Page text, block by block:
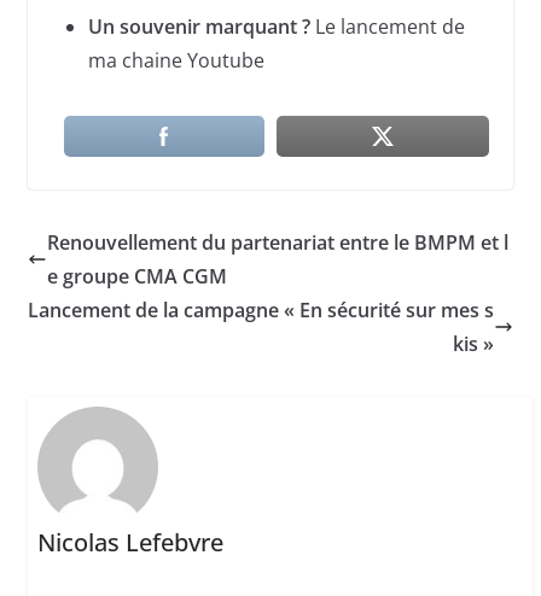
Un souvenir marquant ?Le lancement de
ma chaine Youtube
Renouvellement du partenariat entre le BMPM et l
e groupe CMA CGM
Lancement de la campagne « En sécurité sur mes s
kis »
Nicolas Lefebvre